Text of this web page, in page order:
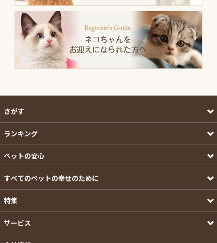
さがす
ランキング
ペットの安心
すべてのペットの幸せのために
特集
サービス